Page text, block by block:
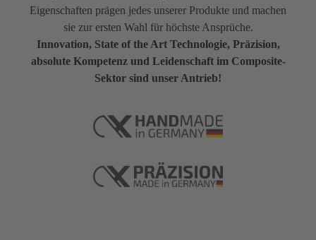
Eigenschaften prägen jedes unserer Produkte und machen
sie zur ersten Wahl für höchste Ansprüche.
Innovation, State of the Art Technologie, Präzision,
absolute Kompetenz und Leidenschaft im Composite-
Sektor sind unser Antrieb!